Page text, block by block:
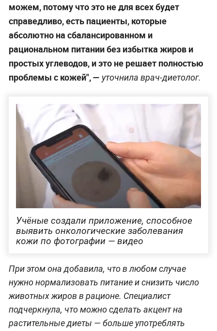
можем, потому что это не для всех будет
справедливо, есть пациенты, которые
абсолютно на сбалансированном и
рациональном питании без избытка жиров и
простых углеводов, и это не решает полностью
проблемы с кожей", — уточнила врач-диетолог.
Учёные создали приложение, способное
выявить онкологические заболевания
кожи по фотографии — видео
При этом она добавила, что в любом случае
нужно нормализовать питание и снизить число
животных жиров в рационе. Специалист
подчеркнула, что можно сделать акцент на
растительные диеты — больше употреблять